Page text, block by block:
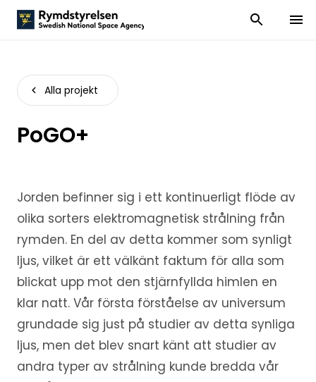
Visa och dölj
Visa
Alla projekt
PoGO+
Jorden befinner sig i ett kontinuerligt flöde av
olika sorters elektromagnetisk strålning från
rymden. En del av detta kommer som synligt
ljus, vilket är ett välkänt faktum för alla som
blickat upp mot den stjärnfyllda himlen en
klar natt. Vår första förståelse av universum
grundade sig just på studier av detta synliga
ljus, men det blev snart känt att studier av
andra typer av strålning kunde bredda vår